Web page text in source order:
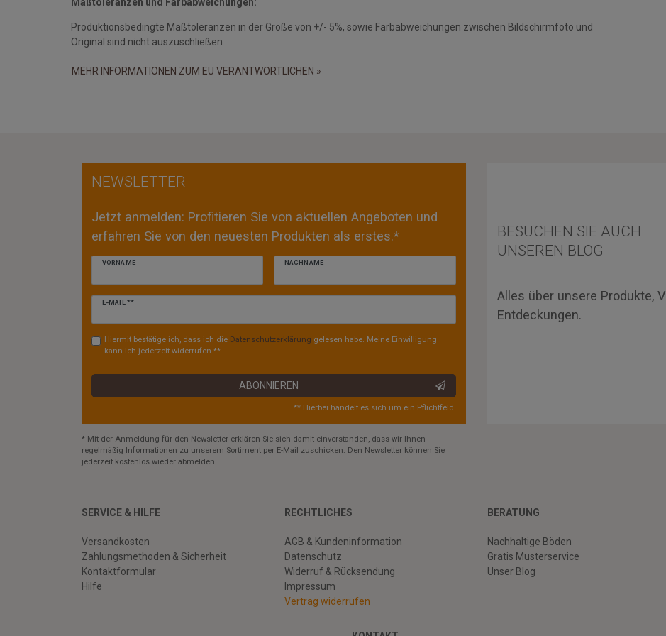
Produktionsbedingte Maßtoleranzen in der Größe von +/- 5%, sowie Farbabweichungen zwischen Bildschirmfoto und
Original sind nicht auszuschließen
MEHR INFORMATIONEN ZUM EU VERANTWORTLICHEN »
NEWSLETTER
Jetzt anmelden: Profitieren Sie von aktuellen Angeboten und
erfahren Sie von den neuesten Produkten als erstes.*
VORNAME NACHNAME
E-MAIL **
Newsletter
Hiermit bestätige ich, dass ich die Daten­schutz­erklärung gelesen habe. Meine Einwilligung
kann ich jederzeit widerrufen.**
ABONNIEREN
** Hierbei handelt es sich um ein Pflichtfeld.
BESUCHEN SIE AUCH
UNSEREN BLOG
Alles über unsere Produkte,
Entdeckungen.
* Mit der Anmeldung für den Newsletter erklären Sie sich damit einverstanden, dass wir Ihnen
regelmäßig Informationen zu unserem Sortiment per E-Mail zuschicken. Den Newsletter können Sie
jederzeit kostenlos wieder abmelden.
SERVICE & HILFE
Versandkosten
Zahlungsmethoden & Sicherheit
Kontaktformular
Hilfe
RECHTLICHES
AGB & Kundeninformation
Datenschutz
Widerruf & Rücksendung
Impressum
Vertrag widerrufen
BERATUNG
Nachhaltige Böden
Gratis Musterservice
Unser Blog